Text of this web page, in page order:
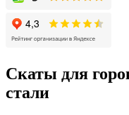
Скаты для
стали